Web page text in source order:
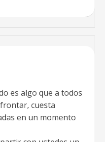
es algo que a todos
cuesta
en un momento